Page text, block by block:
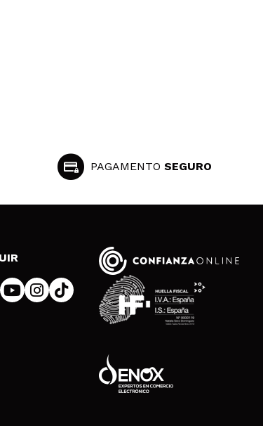
PAGAMENTOSEGURO